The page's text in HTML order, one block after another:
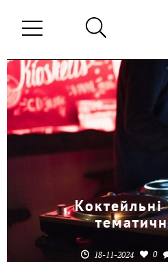
18-11-2024 0